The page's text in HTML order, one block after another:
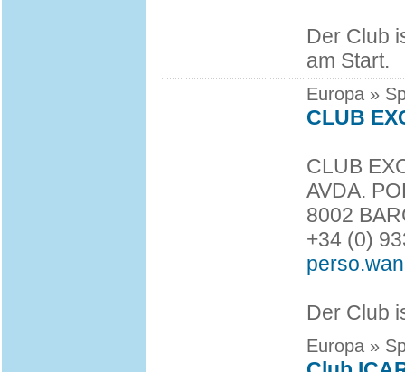
Der Club
am Start.
Europa »
CLUB
CLUB
AVDA.
8002
+34 (0)
Der Club
Europa »